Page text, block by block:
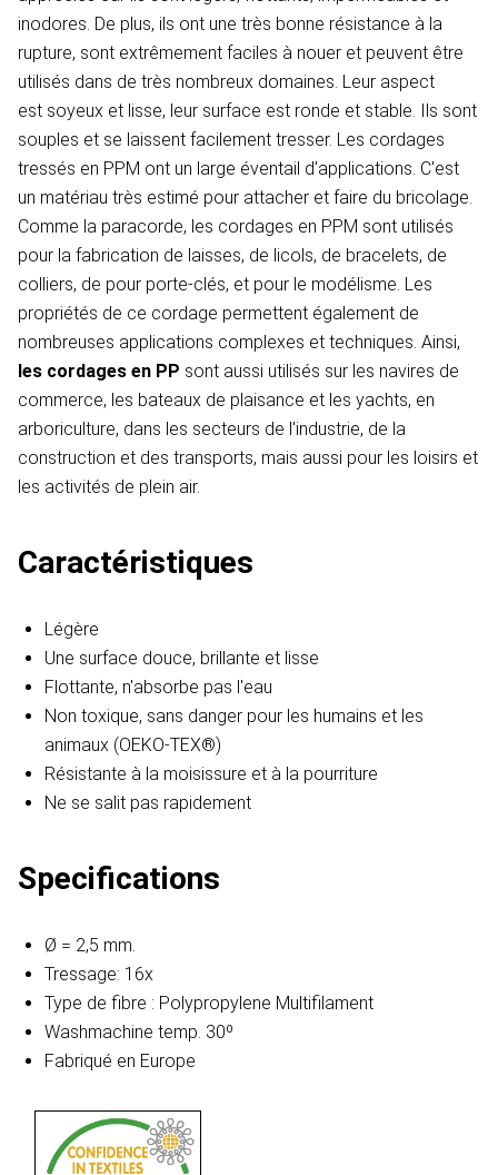
inodores. De plus, ils ont une très bonne résistance à la
rupture, sont extrêmement faciles à nouer et peuvent être
utilisés dans de très nombreux domaines. Leur aspect
est soyeux et lisse, leur surface est ronde et stable. Ils sont
souples et se laissent facilement tresser. Les cordages
tressés en PPM ont un large éventail d'applications. C'est
un matériau très estimé pour attacher et faire du bricolage.
Comme la paracorde, les cordages en PPM sont utilisés
pour la fabrication de laisses, de licols, de bracelets, de
colliers, de pour porte-clés, et pour le modélisme. Les
propriétés de ce cordage permettent également de
nombreuses applications complexes et techniques. Ainsi,
les cordages en PP sont aussi utilisés sur les navires de
commerce, les bateaux de plaisance et les yachts, en
arboriculture, dans les secteurs de l'industrie, de la
construction et des transports, mais aussi pour les loisirs et
les activités de plein air.
Caractéristiques
Légère
Une surface douce, brillante et lisse
Flottante, n'absorbe pas l'eau
Non toxique, sans danger pour les humains et les
animaux (OEKO-TEX®)
Résistante à la moisissure et à la pourriture
Ne se salit pas rapidement
Specifications
Ø = 2,5 mm.
Tressage: 16x
Type de fibre : Polypropylene Multifilament
Washmachine temp. 30º
Fabriqué en Europe